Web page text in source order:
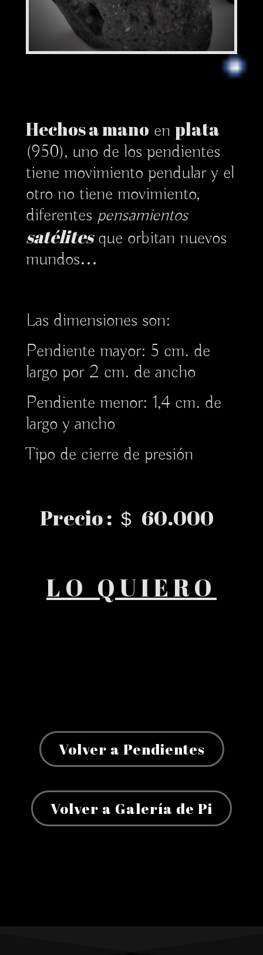
Hechos a mano enplata
(950), uno de los pendientes
tiene movimiento pendular y el
otro no tiene movimiento,
diferentes pensamientos
satélitesque orbitan nuevos
mundos…
Las dimensiones son:
Pendiente mayor: 5 cm. de
largo por 2 cm. de ancho
Pendiente menor: 1,4 cm. de
largo y ancho
Tipo de cierre de presión
Precio : $ 60.000
LO QUIERO
Volver a Pendientes
Volver a Galería de Pi